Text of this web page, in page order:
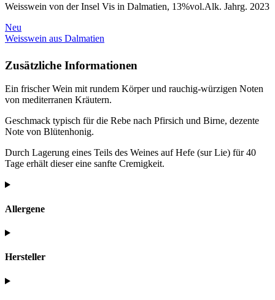
Weisswein von der Insel Vis in Dalmatien, 13%vol.Alk. Jahrg. 2023
Neu
Weisswein aus Dalmatien
Zusätzliche Informationen
Ein frischer Wein mit rundem Körper und rauchig-würzigen Noten
von mediterranen Kräutern.
Geschmack typisch für die Rebe nach Pfirsich und Birne, dezente
Note von Blütenhonig.
Durch Lagerung eines Teils des Weines auf Hefe (sur Lie) für 40
Tage erhält dieser eine sanfte Cremigkeit.
Allergene
Hersteller